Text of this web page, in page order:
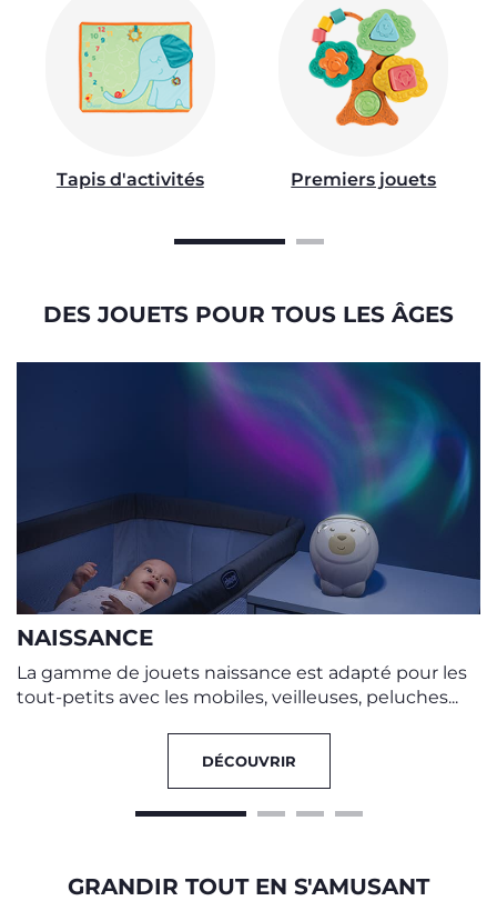
Tapis d'activités Premiers jouets
DES JOUETS POUR TOUS LES ÂGES
NAISSANCE
La gamme de jouets naissance est adapté pour les
tout-petits avec les mobiles, veilleuses, peluches...
DÉCOUVRIR
GRANDIR TOUT EN S'AMUSANT